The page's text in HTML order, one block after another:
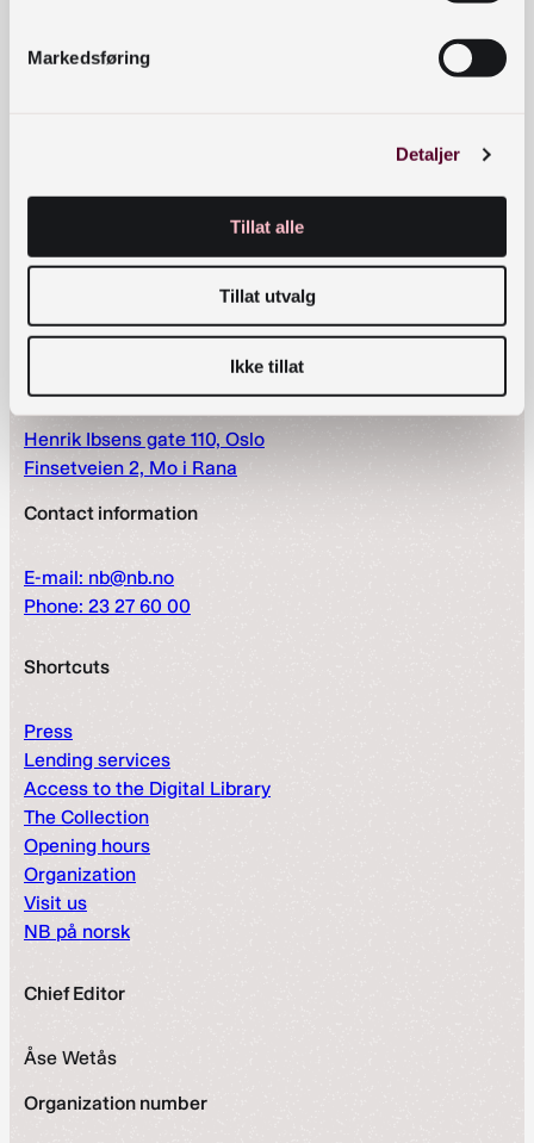
Markedsføring
Detaljer
Tillat alle
Tillat utvalg
Ikke tillat
https://www.nb.no/sprakbanken/oai?
Opening Hours
Monday–Friday: 09:00 – 22:00
Saturday: 10:00 – 20:00
Closed on Sundays.
Henrik Ibsens gate 110, Oslo
Finsetveien 2, Mo i Rana
Contact information
E-mail: nb@nb.no
Phone: 23 27 60 00
Shortcuts
Press
Lending services
Access to the Digital Library
The Collection
Opening hours
Organization
Visit us
NB på norsk
Chief Editor
Åse Wetås
Organization number